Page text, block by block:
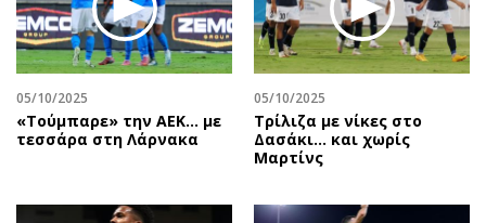
05/10/2025
«Τούμπαρε» την ΑΕΚ… με
τεσσάρα στη Λάρνακα
05/10/2025
Τρίλιζα με νίκες στο
Δασάκι… και χωρίς
Μαρτίνς